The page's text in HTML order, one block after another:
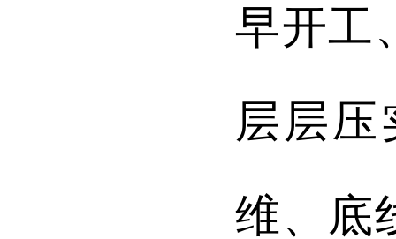
早开工
层层
维、底